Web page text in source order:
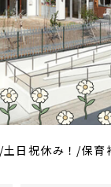
日祝休み！/保